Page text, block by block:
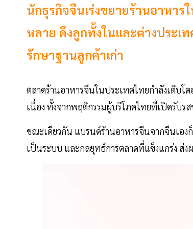
นักธุรกิจจีนเร่งขยายร้านอาหา
หลาย ดึงลูกทั้งในและต่างประเ
รักษาฐานลูกค้าเก่า
ตลาดร้านอาหารจีนในประเทศไทยกำลังเติบโ
เนื่อง ทั้งจากพฤติกรรมผู้บริโภคไทยที่เปิดรับร
ขณะเดียวกัน แบรนด์ร้านอาหารจีนจากจีนเอง
เป็นระบบ และกลยุทธ์การตลาดที่แข็งแกร่ง ส่ง